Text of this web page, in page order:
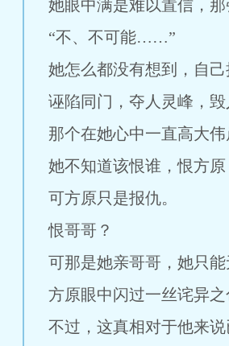
她眼中满是难以置信，
“不、不可能……”
她怎么都没有想到，自
诬陷同门，夺人灵峰，
那个在她心中一直高大
她不知道该恨谁，恨方原
可方原只是报仇。
恨哥哥？
可那是她亲哥哥，她只
方原眼中闪过一丝诧异
不过，这真相对于他来说